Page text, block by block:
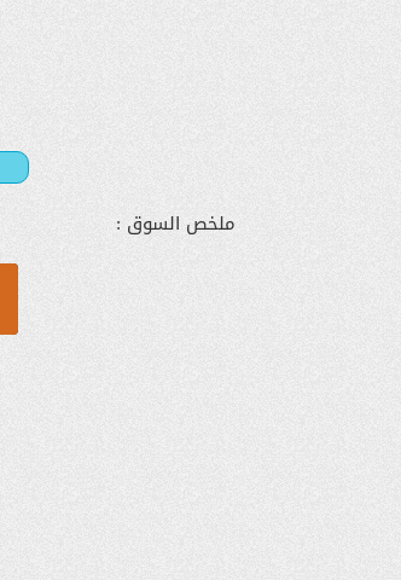
ملخص السوق :